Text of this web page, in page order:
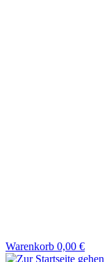
Warenkorb 0,00 €